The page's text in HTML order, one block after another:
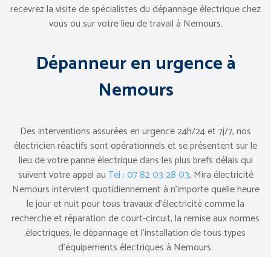
recevrez la visite de spécialistes du dépannage électrique chez
vous ou sur votre lieu de travail à Nemours.
Dépanneur en urgence à
Nemours
Des interventions assurées en urgence 24h/24 et 7j/7, nos
électricien réactifs sont opérationnels et se présentent sur le
lieu de votre panne électrique dans les plus brefs délais qui
suivent votre appel auTel : 07 82 03 28 03, Mira électricité
Nemours intervient quotidiennement à n’importe quelle heure
le jour et nuit pour tous travaux d’électricité comme la
recherche et réparation de court-circuit, la remise aux normes
électriques, le dépannage et l’installation de tous types
d’équipements électriques à Nemours.